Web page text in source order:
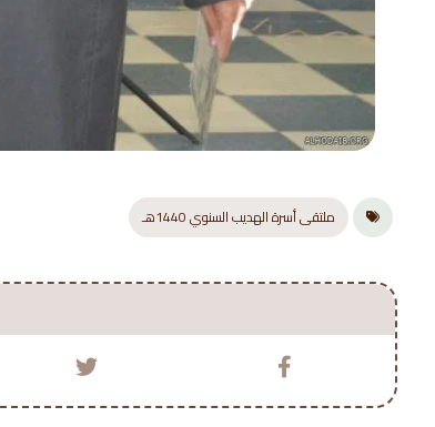
ملتقى أسرة الهديب السنوي 1440هـ